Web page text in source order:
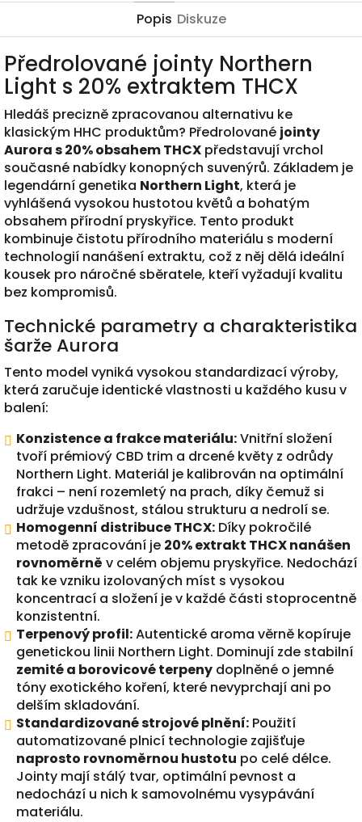
Popis Diskuze
Předrolované jointy Northern
Light s 20% extraktem THCX
Hledáš precizně zpracovanou alternativu ke
klasickým HHC produktům? Předrolované jointy
Aurora s 20% obsahem THCX představují vrchol
současné nabídky konopných suvenýrů. Základem je
legendární genetika Northern Light, která je
vyhlášená vysokou hustotou květů a bohatým
obsahem přírodní pryskyřice. Tento produkt
kombinuje čistotu přírodního materiálu s moderní
technologií nanášení extraktu, což z něj dělá ideální
kousek pro náročné sběratele, kteří vyžadují kvalitu
bez kompromisů.
Technické parametry a charakteristika
šarže Aurora
Tento model vyniká vysokou standardizací výroby,
která zaručuje identické vlastnosti u každého kusu v
balení:
Konzistence a frakce materiálu:Vnitřní složení
tvoří prémiový CBD trim a drcené květy z odrůdy
Northern Light. Materiál je kalibrován na optimální
frakci – není rozemletý na prach, díky čemuž si
udržuje vzdušnost, stálou strukturu a nedrolí se.
Homogenní distribuce THCX: Díky pokročilé
metodě zpracování je 20% extrakt THCX nanášen
rovnoměrně v celém objemu pryskyřice. Nedochází
tak ke vzniku izolovaných míst s vysokou
koncentrací a složení je v každé části stoprocentně
konzistentní.
Terpenový profil:Autentické aroma věrně kopíruje
genetickou linii Northern Light. Dominují zde stabilní
zemité a borovicové terpeny doplněné o jemné
tóny exotického koření, které nevyprchají ani po
delším skladování.
Standardizované strojové plnění: Použití
automatizované plnicí technologie zajišťuje
naprosto rovnoměrnou hustotu po celé délce.
Jointy mají stálý tvar, optimální pevnost a
nedochází u nich k samovolnému vysypávání
materiálu.